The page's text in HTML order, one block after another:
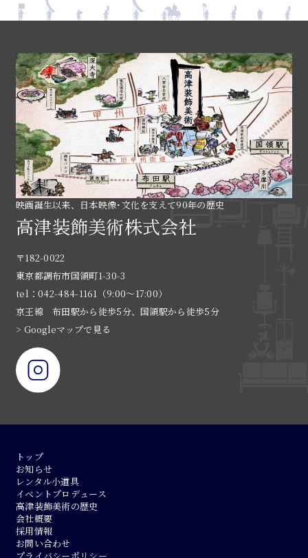
映画誕生以来、日本映像･文化を支えて90年の歴史
高津装飾美術株式会社
〒182-0022
東京都調布市国領町1-30-3
tel：042-484-1161（9:00〜17:00）
京王線 布田駅から徒歩5分、国領駅から徒歩5分
> Googleマップで見る
トップ
お知らせ
レンタル小道具
イベントプロデュース
高津装飾美術の歴史
会社概要
採用情報
お問い合わせ
プライバシーポリシー